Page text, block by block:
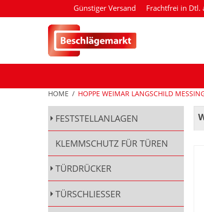
Günstiger Versand Frachtfrei in Dtl.
HOME / HOPPE WEIMAR LANGSCHILD
FESTSTELLANLAGEN
KLEMMSCHUTZ FÜR TÜREN
TÜRDRÜCKER
TÜRSCHLIESSER